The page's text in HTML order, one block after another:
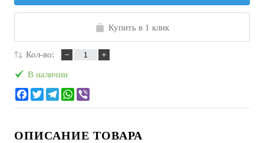
Купить в 1 клик
Кол-во:
В наличии
ОПИСАНИЕ ТОВАРА